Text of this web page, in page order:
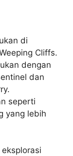
di
Cliffs.
dengan
dan
seperti
yang lebih